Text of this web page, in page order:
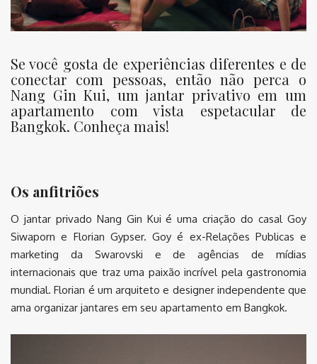
Se você gosta de experiências diferentes e de
conectar com pessoas, então não perca o
Nang Gin Kui, um jantar privativo em um
apartamento com vista espetacular de
Bangkok. Conheça mais!
Os anfitriões
O jantar privado Nang Gin Kui é uma criação do casal Goy
Siwaporn e Florian Gypser. Goy é ex-Relações Publicas e
marketing da Swarovski e de agências de mídias
internacionais que traz uma paixão incrível pela gastronomia
mundial. Florian é um arquiteto e designer independente que
ama organizar jantares em seu apartamento em Bangkok.